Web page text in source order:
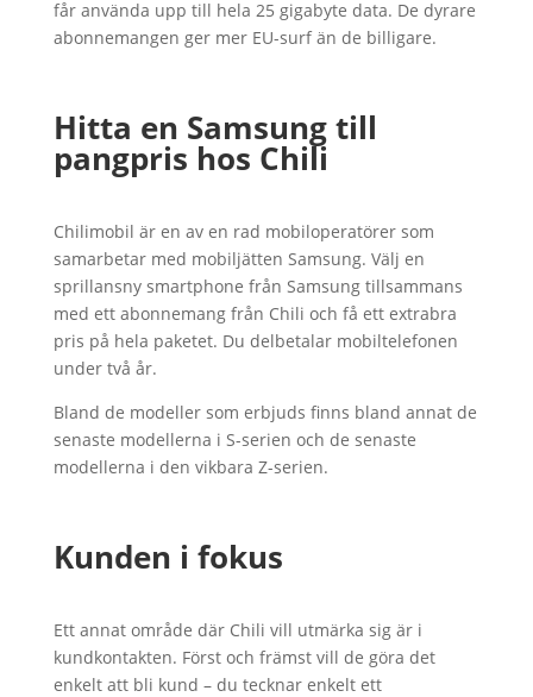
får använda upp till hela 25 gigabyte data. De dyrare
abonnemangen ger mer EU-surf än de billigare.
Hitta en Samsung till
pangpris hos Chili
Chilimobil är en av en rad mobiloperatörer som
samarbetar med mobiljätten Samsung. Välj en
sprillansny smartphone från Samsung tillsammans
med ett abonnemang från Chili och få ett extrabra
pris på hela paketet. Du delbetalar mobiltelefonen
under två år.
Bland de modeller som erbjuds finns bland annat de
senaste modellerna i S-serien och de senaste
modellerna i den vikbara Z-serien.
Kunden i fokus
Ett annat område där Chili vill utmärka sig är i
kundkontakten. Först och främst vill de göra det
enkelt att bli kund – du tecknar enkelt ett